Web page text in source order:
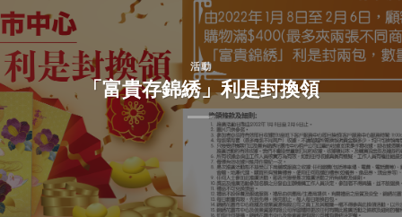
活動
「富貴存錦綉」利是封換領